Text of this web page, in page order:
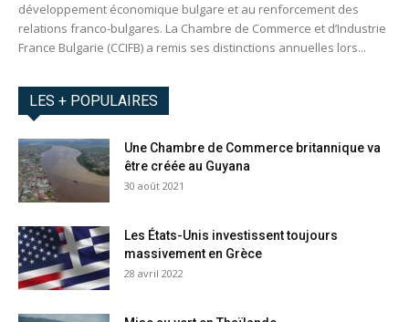
développement économique bulgare et au renforcement des
relations franco-bulgares. La Chambre de Commerce et d’Industrie
France Bulgarie (CCIFB) a remis ses distinctions annuelles lors...
LES + POPULAIRES
Une Chambre de Commerce britannique va
être créée au Guyana
30 août 2021
Les États-Unis investissent toujours
massivement en Grèce
28 avril 2022